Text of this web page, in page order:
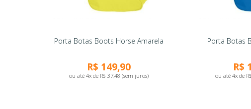
Porta Botas Boots Horse Amarela
R$ 149,90
ou até 4x de R$ 37,48 (sem juros)
Porta Botas
R$
ou até 4x de